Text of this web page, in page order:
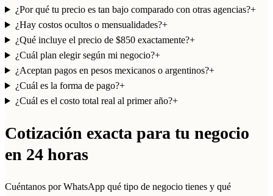
¿Por qué tu precio es tan bajo comparado con otras agencias?+
¿Hay costos ocultos o mensualidades?+
¿Qué incluye el precio de $850 exactamente?+
¿Cuál plan elegir según mi negocio?+
¿Aceptan pagos en pesos mexicanos o argentinos?+
¿Cuál es la forma de pago?+
¿Cuál es el costo total real al primer año?+
Cotización exacta para tu negocio
en 24 horas
Cuéntanos por WhatsApp qué tipo de negocio tienes y qué